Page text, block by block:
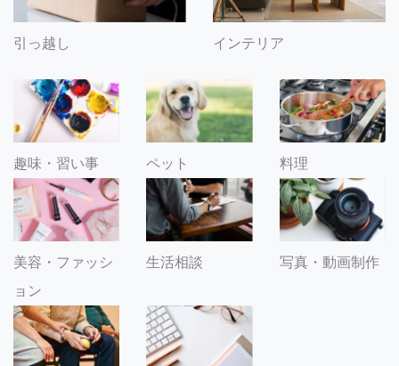
引っ越し インテリア
趣味・習い事 ペット 料理
美容・ファッシ
ョン
生活相談 写真・動画制作